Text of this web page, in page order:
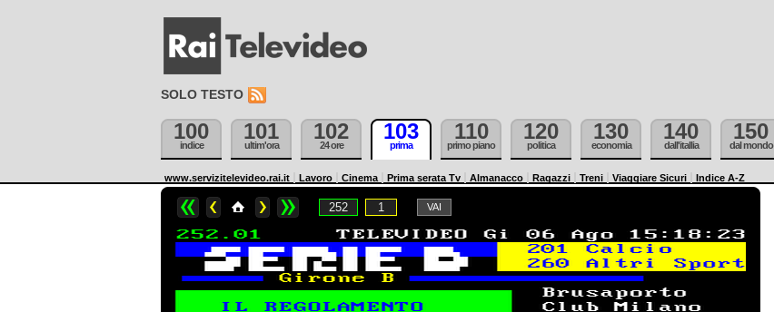
SOLO TESTO
100
indice
101
ultim'ora
102
24 ore
103
prima
110
primo piano
120
politica
130
economia
140
dall'itallia
150
dal mondo
www.servizitelevideo.rai.it Lavoro Cinema Prima serata Tv Almanacco Ragazzi Treni Viaggiare Sicuri Indice A-Z